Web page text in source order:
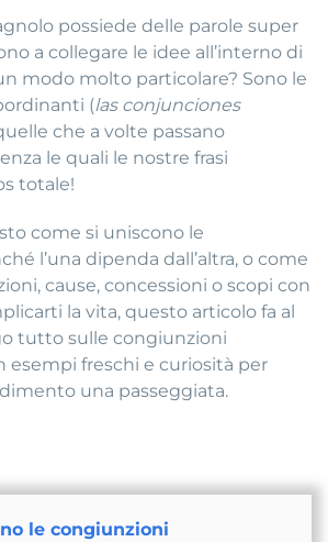
possiede delle parole super
a collegare le idee all’interno di
modo molto particolare? Sono le
(las conjunciones
che a volte passano
le quali le nostre frasi
totale!
come si uniscono le
l’una dipenda dall’altra, o come
cause, concessioni o scopi con
la vita, questo articolo fa al
tutto sulle congiunzioni
esempi freschi e curiosità per
una passeggiata.
le congiunzioni